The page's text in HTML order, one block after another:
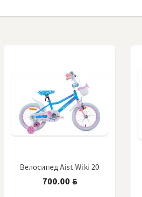
Велосипед Aist Wiki 20
700.00 BYN